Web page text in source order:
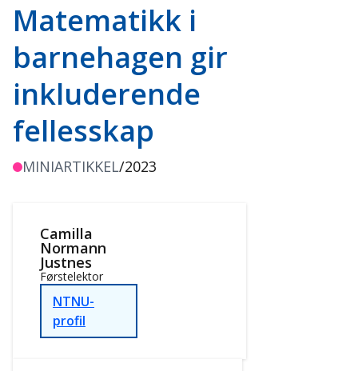
Matematikk i
barnehagen gir
inkluderende
fellesskap
MINIARTIKKEL/2023
Camilla
Normann
Justnes
Førstelektor
NTNU-
profil